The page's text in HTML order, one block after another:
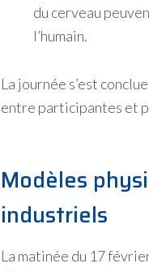
du cerveau
l’humain.
La journée s’est
entre participantes et
Modèles
industriels
La matinée du 17